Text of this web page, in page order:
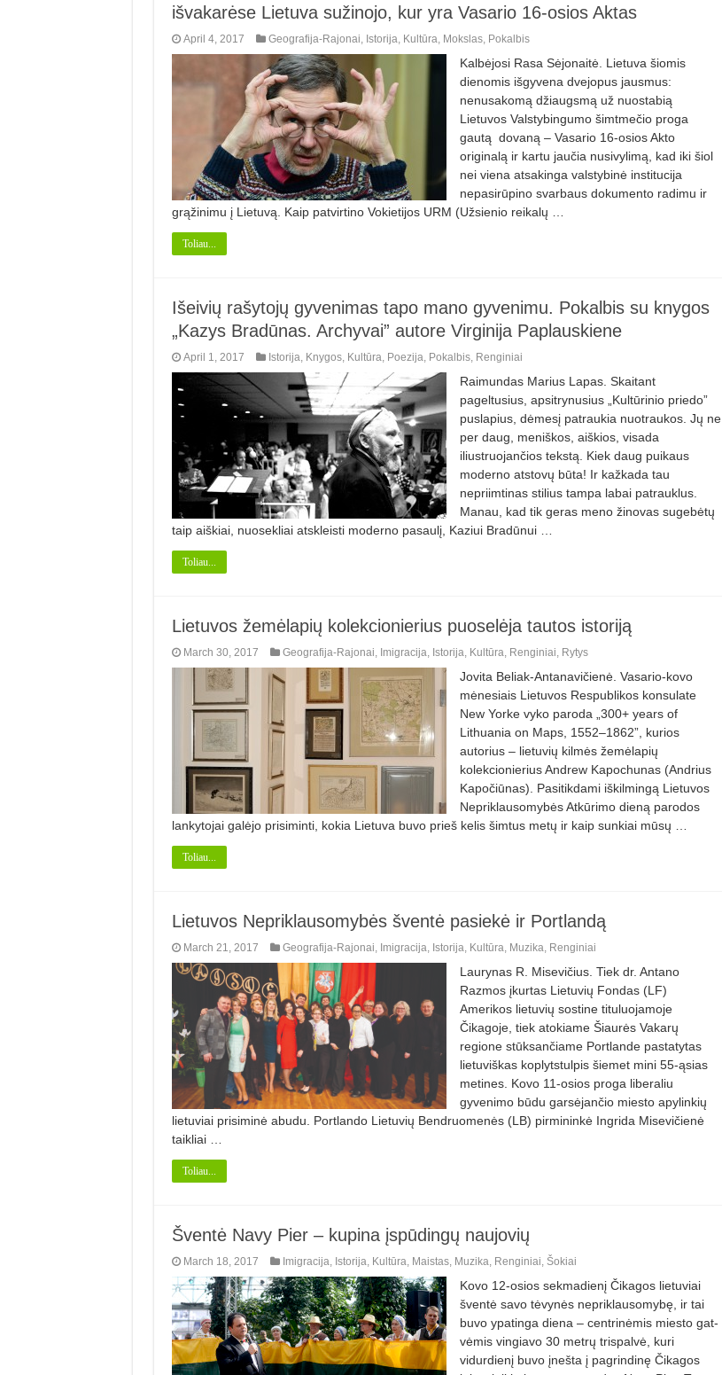
išvakarėse Lietuva sužinojo, kur yra Vasario 16-osios Aktas
April 4, 2017 Geografija-Rajonai Istorija Kultūra Mokslas, Pokalbis
Kalbėjosi Rasa Sėjonaitė. Lietuva šiomis
dienomis išgyvena dvejopus jausmus:
nenusakomą džiaugsmą už nuostabią
Lietuvos Valstybingumo šimtmečio proga
gautą dovaną – Vasario 16-osios Akto
originalą ir kartu jaučia nusivylimą, kad iki šiol
nei viena atsakinga valstybinė institucija
nepasirūpino svarbaus dokumento radimu ir
grąžinimu į Lietuvą. Kaip patvirtino Vokietijos URM (Užsienio reikalų …
Toliau...
Išeivių rašytojų gyvenimas tapo mano gyvenimu. Pokalbis su knygos
„Kazys Bradūnas. Archyvai” autore Virginija Paplauskiene
April 1, 2017 Istorija Knygos, Kultūra Poezija Pokalbis, Renginiai
Raimundas Marius Lapas. Skaitant
pageltusius, apsitrynusius „Kultūrinio priedo”
puslapius, dėmesį patraukia nuotraukos. Jų ne
per daug, meniškos, aiškios, visada
iliustruojančios tekstą. Kiek daug puikaus
moderno atstovų būta! Ir kažkada tau
nepriimtinas stilius tampa labai patrauklus.
Manau, kad tik geras meno žinovas sugebėtų
taip aiškiai, nuosekliai atskleisti moderno pasaulį, Kaziui Bradūnui …
Toliau...
Lietuvos žemėlapių kolekcionierius puoselėja tautos istoriją
March 30, 2017 Geografija-Rajonai Imigracija Istorija Kultūra Renginiai Rytys
Jovita Beliak-Antanavičienė. Vasario-kovo
mėnesiais Lietuvos Respublikos konsulate
New Yorke vyko paroda „300+ years of
Lithuania on Maps, 1552–1862”, kurios
autorius – lietuvių kilmės žemėlapių
kolekcionierius Andrew Kapochunas (Andrius
Kapočiūnas). Pasitikdami iškilmingą Lietuvos
Nepriklausomybės Atkūrimo dieną parodos
lankytojai galėjo prisiminti, kokia Lietuva buvo prieš kelis šimtus metų ir kaip sunkiai mūsų …
Toliau...
Lietuvos Nepriklausomybės šventė pasiekė ir Portlandą
March 21, 2017 Geografija-Rajonai Imigracija Istorija Kultūra Muzika Renginiai
Laurynas R. Misevičius. Tiek dr. Antano
Razmos įkurtas Lietuvių Fondas (LF)
Amerikos lietuvių sostine tituluojamoje
Čikagoje, tiek atokiame Šiaurės Vakarų
regione stūksančiame Portlande pastatytas
lietuviškas koplytstulpis šiemet mini 55-ąsias
metines. Kovo 11-osios proga liberaliu
gyvenimo būdu garsėjančio miesto apylinkių
lietuviai prisiminė abudu. Portlando Lietuvių Bendruomenės (LB) pirmininkė Ingrida Misevičienė
taikliai …
Toliau...
Šventė Navy Pier – kupina įspūdingų naujovių
March 18, 2017 Imigracija Istorija Kultūra Maistas, Muzika Renginiai Šokiai
Kovo 12-osios sekmadienį Čika­gos lietuviai
šventė savo tėvynės nepriklausomybę, ir tai
buvo ypatinga diena – centrinėmis miesto gat­
vėmis vingiavo 30 metrų trispalvė, kuri
vidurdienį buvo įnešta į pag­rindinę Čikagos